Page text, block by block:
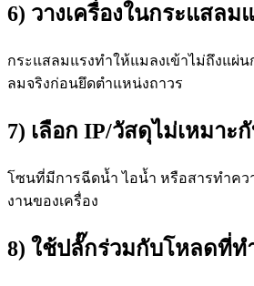
6) วางเครื่องในกระแสล
กระแสลมแรงทำให้แมลงเข้าไม่ถึงแผ่
ลมจริงก่อนยึดตำแหน่งถาวร
7) เลือก IP/วัสดุไม่เหมา
โซนที่มีการฉีดน้ำ ไอน้ำ หรือสารทำค
งานของเครื่อง
8) ใช้ปลั๊กร่วมกับโหลดที่